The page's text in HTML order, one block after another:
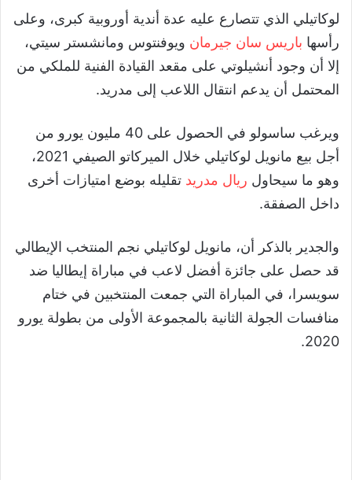
لوكاتيلي الذي تتصارع عليه عدة أندية أوروبية كبرى، وعلى
رأسها باريس سان جيرمان ويوفنتوس ومانشستر سيتي،
إلا أن وجود أنشيلوتي على مقعد القيادة الفنية للملكي من
المحتمل أن يدعم انتقال اللاعب إلى مدريد.
ويرغب ساسولو في الحصول على 40 مليون يورو من
أجل بيع مانويل لوكاتيلي خلال الميركاتو الصيفي 2021،
وهو ما سيحاول ريال مدريد تقليله بوضع امتيازات أخرى
داخل الصفقة.
والجدير بالذكر أن، مانويل لوكاتيلي نجم المنتخب الإيطالي
قد حصل على جائزة أفضل لاعب في مباراة إيطاليا ضد
سويسرا، في المباراة التي جمعت المنتخبين في ختام
منافسات الجولة الثانية بالمجموعة الأولى من بطولة يورو
2020.